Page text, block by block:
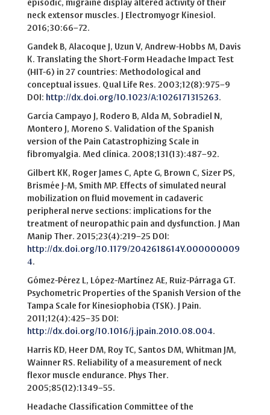
episodic, migraine display altered activity of their
neck extensor muscles. J Electromyogr Kinesiol.
2016;30:66–72.
Gandek B, Alacoque J, Uzun V, Andrew‐Hobbs M, Davis
K. Translating the Short-Form Headache Impact Test
(HIT-6) in 27 countries: Methodological and
conceptual issues. Qual Life Res. 2003;12(8):975–9
DOI: http://dx.doi.org/10.1023/A:1026171315263.
García Campayo J, Rodero B, Alda M, Sobradiel N,
Montero J, Moreno S. Validation of the Spanish
version of the Pain Catastrophizing Scale in
fibromyalgia. Med clínica. 2008;131(13):487–92.
Gilbert KK, Roger James C, Apte G, Brown C, Sizer PS,
Brismée J-M, Smith MP. Effects of simulated neural
mobilization on fluid movement in cadaveric
peripheral nerve sections: implications for the
treatment of neuropathic pain and dysfunction. J Man
Manip Ther. 2015;23(4):219–25 DOI:
http://dx.doi.org/10.1179/2042618614Y.000000009
4.
Gómez-Pérez L, López-Martínez AE, Ruiz-Párraga GT.
Psychometric Properties of the Spanish Version of the
Tampa Scale for Kinesiophobia (TSK). J Pain.
2011;12(4):425–35 DOI:
http://dx.doi.org/10.1016/j.jpain.2010.08.004.
Harris KD, Heer DM, Roy TC, Santos DM, Whitman JM,
Wainner RS. Reliability of a measurement of neck
flexor muscle endurance. Phys Ther.
2005;85(12):1349–55.
Headache Classification Committee of the